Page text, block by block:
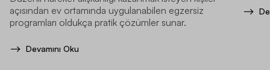
açısından ev ortamında uygulanabilen egzersiz
programları oldukça pratik çözümler sunar.
Devamını Oku